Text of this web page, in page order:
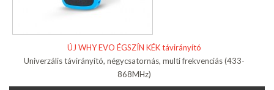
ÚJ WHY EVO ÉGSZÍN KÉK távirányító
Univerzális távirányító, négycsatornás, multi frekvenciás (433-
868MHz)